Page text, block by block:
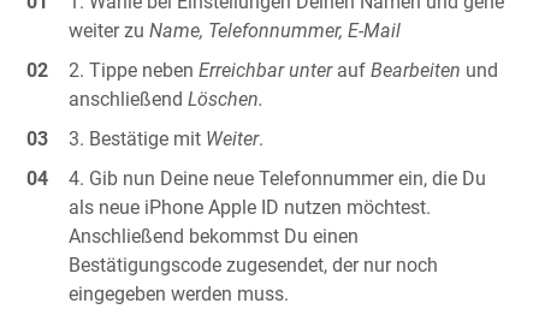
weiter zuName, Telefonnummer, E-Mail
Tippe nebenErreichbar unteraufBearbeiten und
anschließendLöschen.
Bestätige mit Weiter.
Gib nun Deine neue Telefonnummer ein, die Du
als neue iPhone Apple ID nutzen möchtest.
Anschließend bekommst Du einen
Bestätigungscode zugesendet, der nur noch
eingegeben werden muss.